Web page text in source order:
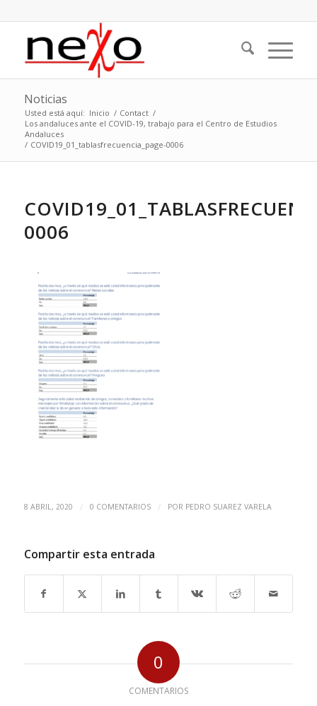
Noticias
Usted está aquí: Inicio / Contact /
Los andaluces ante el COVID-19, trabajo para el Centro de Estudios
Andaluces
/ COVID19_01_tablasfrecuencia_page-0006
0006
8 ABRIL, 2020 / 0 COMENTARIOS / POR PEDRO SUAREZ VARELA
Compartir esta entrada
0
COMENTARIOS